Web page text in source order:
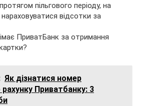
пільгового періоду, на
відсотки за
ПриватБанк за отримання
Як дізнатися номер
Приватбанку: 3